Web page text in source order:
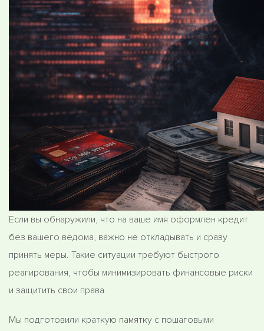
Если вы обнаружили, что на ваше имя оформлен кредит
без вашего ведома, важно не откладывать и сразу
принять меры. Такие ситуации требуют быстрого
реагирования, чтобы минимизировать финансовые риски
и защитить свои права.
Мы подготовили краткую памятку с пошаговыми